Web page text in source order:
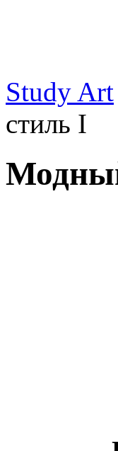
Study Art
стиль I